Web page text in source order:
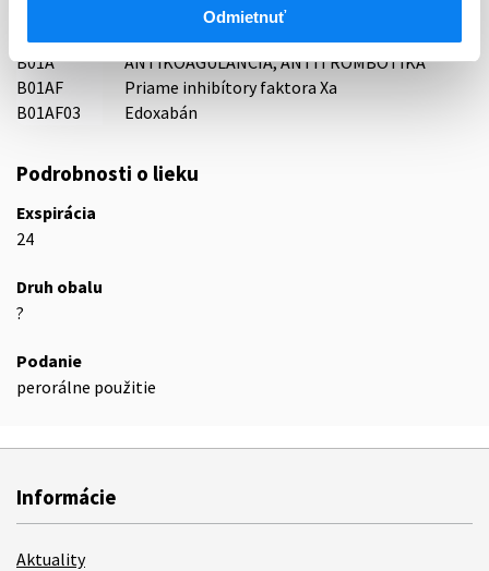
Odmietnuť
KRV A KRVOTVORNÉ ORGÁNY
B01
ANTITROMBOTIKÁ
B01A
ANTIKOAGULANCIÁ, ANTITROMBOTIKÁ
B01AF
Priame inhibítory faktora Xa
B01AF03
Edoxabán
Podrobnosti o lieku
Exspirácia
24
Druh obalu
?
Podanie
perorálne použitie
Informácie
Aktuality